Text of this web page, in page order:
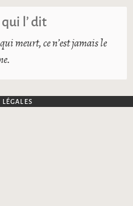
qui l’ dit
meurt, ce n’est jamais le